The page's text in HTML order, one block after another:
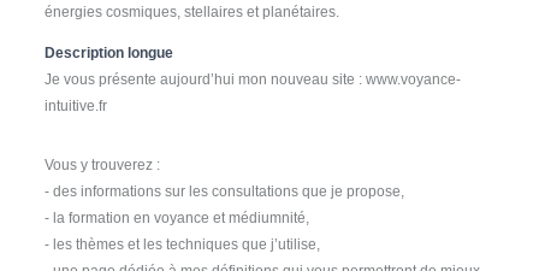
énergies cosmiques, stellaires et planétaires.
Description longue
Je vous présente aujourd’hui mon nouveau site : www.voyance-
intuitive.fr
Vous y trouverez :
- des informations sur les consultations que je propose,
- la formation en voyance et médiumnité,
- les thèmes et les techniques que j’utilise,